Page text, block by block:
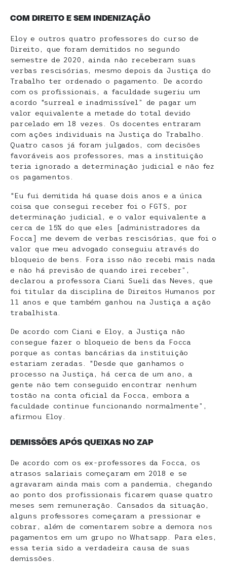
COM DIREITO E SEM INDENIZAÇÃO
Eloy e outros quatro professores do curso de
Direito, que foram demitidos no segundo
semestre de 2020, ainda não receberam suas
verbas rescisórias, mesmo depois da Justiça do
Trabalho ter ordenado o pagamento. De acordo
com os profissionais, a faculdade sugeriu um
acordo “surreal e inadmissível” de pagar um
valor equivalente a metade do total devido
parcelado em 18 vezes. Os docentes entraram
com ações individuais na Justiça do Trabalho.
Quatro casos já foram julgados, com decisões
favoráveis aos professores, mas a instituição
teria ignorado a determinação judicial e não fez
os pagamentos.
“Eu fui demitida há quase dois anos e a única
coisa que consegui receber foi o FGTS, por
determinação judicial, e o valor equivalente a
cerca de 15% do que eles [administradores da
Focca] me devem de verbas rescisórias, que foi o
valor que meu advogado conseguiu através do
bloqueio de bens. Fora isso não recebi mais nada
e não há previsão de quando irei receber”,
declarou a professora Ciani Sueli das Neves, que
foi titular da disciplina de Direitos Humanos por
11 anos e que também ganhou na Justiça a ação
trabalhista.
De acordo com Ciani e Eloy, a Justiça não
consegue fazer o bloqueio de bens da Focca
porque as contas bancárias da instituição
estariam zeradas. “Desde que ganhamos o
processo na Justiça, há cerca de um ano, a
gente não tem conseguido encontrar nenhum
tostão na conta oficial da Focca, embora a
faculdade continue funcionando normalmente”,
afirmou Eloy.
DEMISSÕES APÓS QUEIXAS NO ZAP
De acordo com os ex-professores da Focca, os
atrasos salariais começaram em 2018 e se
agravaram ainda mais com a pandemia, chegando
ao ponto dos profissionais ficarem quase quatro
meses sem remuneração. Cansados da situação,
alguns professores começaram a pressionar e
cobrar, além de comentarem sobre a demora nos
pagamentos em um grupo no Whatsapp. Para eles,
essa teria sido a verdadeira causa de suas
demissões.